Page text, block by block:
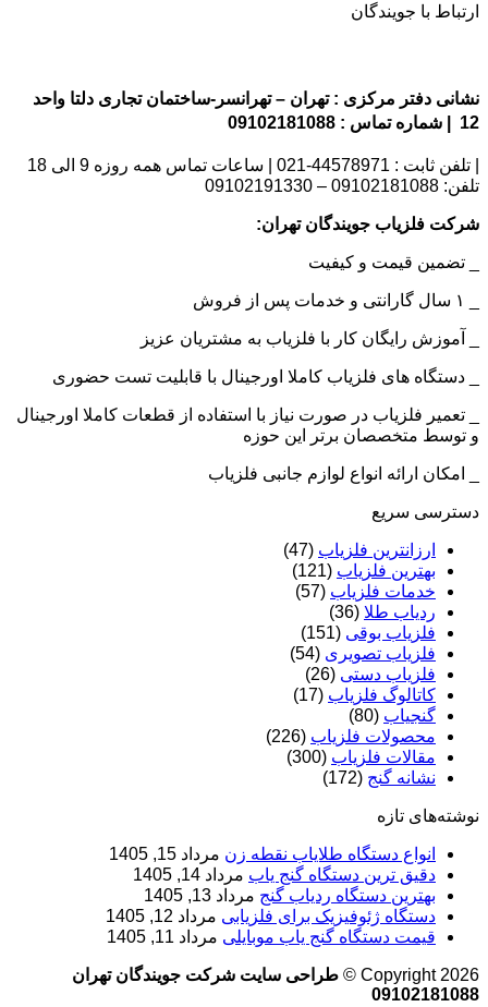
ارتباط با جویندگان
نشانی دفتر مرکزی : تهران – تهرانسر-ساختمان تجاری دلتا واحد
12 | شماره تماس : 09102181088
| تلفن ثابت : 44578971-021 | ساعات تماس همه روزه 9 الی 18
تلفن: 09102181088 – 09102191330
شرکت فلزیاب جویندگان تهران:
_ تضمین قیمت و کیفیت
_ آموزش رایگان کار با فلزیاب به مشتریان عزیز
_ دستگاه های فلزیاب کاملا اورجینال با قابلیت تست حضوری
_ تعمیر فلزیاب در صورت نیاز با استفاده از قطعات کاملا اورجینال
و توسط متخصصان برتر این حوزه
_ امکان ارائه انواع لوازم جانبی فلزیاب
دسترسی سریع
ارزانترین فلزیاب (47)
بهترین فلزیاب (121)
خدمات فلزیاب (57)
ردیاب طلا (36)
فلزیاب بوقی (151)
فلزیاب تصویری (54)
فلزیاب دستی (26)
کاتالوگ فلزیاب (17)
گنجیاب (80)
محصولات فلزیاب (226)
مقالات فلزیاب (300)
نشانه گنج (172)
نوشته‌های تازه
انواع دستگاه طلایاب نقطه زن مرداد 15, 1405
دقیق ترین دستگاه گنج یاب مرداد 14, 1405
بهترین دستگاه ردیاب گنج مرداد 13, 1405
دستگاه ژئوفیزیک برای فلزیابی مرداد 12, 1405
قیمت دستگاه گنج یاب موبایلی مرداد 11, 1405
Copyright 2026 ©
طراحی سایت شرکت جویندگان تهران
09102181088